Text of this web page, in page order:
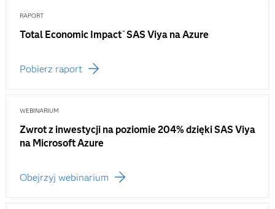
RAPORT
Total Economic Impact™SAS Viya na Azure
Pobierz raport
WEBINARIUM
​Zwrot z inwestycji na poziomie 204% dzięki SAS Viya
na Microsoft Azure​
Obejrzyj webinarium